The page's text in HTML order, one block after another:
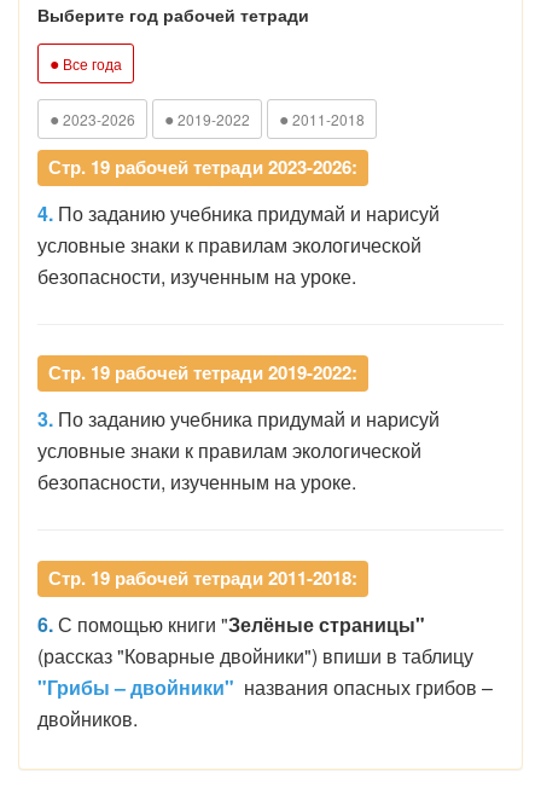
Выберите год рабочей тетради
● Все года
● 2023-2026 ● 2019-2022 ● 2011-2018
Стр. 19 рабочей тетради 2023-2026:
4. По заданию учебника придумай и нарисуй
условные знаки к правилам экологической
безопасности, изученным на уроке.
Стр. 19 рабочей тетради 2019-2022:
3. По заданию учебника придумай и нарисуй
условные знаки к правилам экологической
безопасности, изученным на уроке.
Стр. 19 рабочей тетради 2011-2018:
6.С помощью книги "Зелёные страницы"
(рассказ "Коварные двойники") впиши в таблицу
"Грибы – двойники" названия опасных грибов –
двойников.